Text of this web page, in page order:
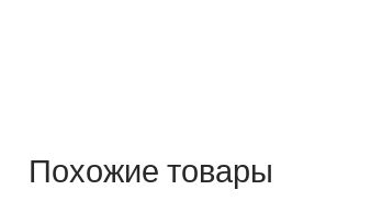
Похожие товары